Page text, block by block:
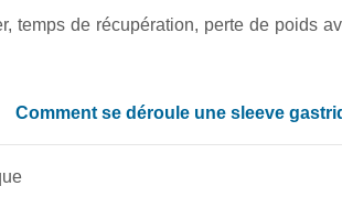
temps de récupération, perte de poids
Comment se déroule une sleeve